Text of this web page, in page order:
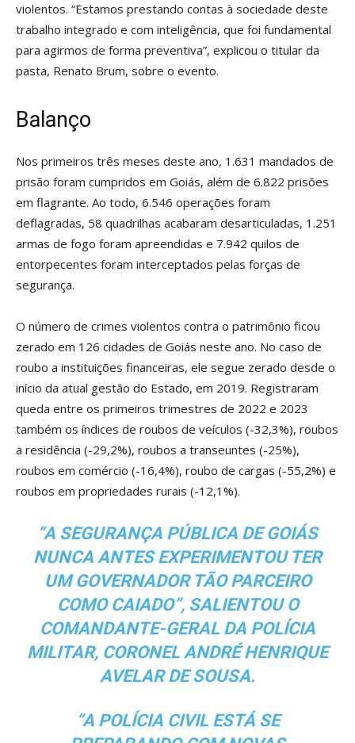
violentos. “Estamos prestando contas à sociedade deste
trabalho integrado e com inteligência, que foi fundamental
para agirmos de forma preventiva”, explicou o titular da
pasta, Renato Brum, sobre o evento.
Balanço
Nos primeiros três meses deste ano, 1.631 mandados de
prisão foram cumpridos em Goiás, além de 6.822 prisões
em flagrante. Ao todo, 6.546 operações foram
deflagradas, 58 quadrilhas acabaram desarticuladas, 1.251
armas de fogo foram apreendidas e 7.942 quilos de
entorpecentes foram interceptados pelas forças de
segurança.
O número de crimes violentos contra o patrimônio ficou
zerado em 126 cidades de Goiás neste ano. No caso de
roubo a instituições financeiras, ele segue zerado desde o
início da atual gestão do Estado, em 2019. Registraram
queda entre os primeiros trimestres de 2022 e 2023
também os índices de roubos de veículos (-32,3%), roubos
a residência (-29,2%), roubos a transeuntes (-25%),
roubos em comércio (-16,4%), roubo de cargas (-55,2%) e
roubos em propriedades rurais (-12,1%).
“A SEGURANÇA PÚBLICA DE GOIÁS
NUNCA ANTES EXPERIMENTOU TER
UM GOVERNADOR TÃO PARCEIRO
COMO CAIADO”, SALIENTOU O
COMANDANTE-GERAL DA POLÍCIA
MILITAR, CORONEL ANDRÉ HENRIQUE
AVELAR DE SOUSA.
“A POLÍCIA CIVIL ESTÁ SE